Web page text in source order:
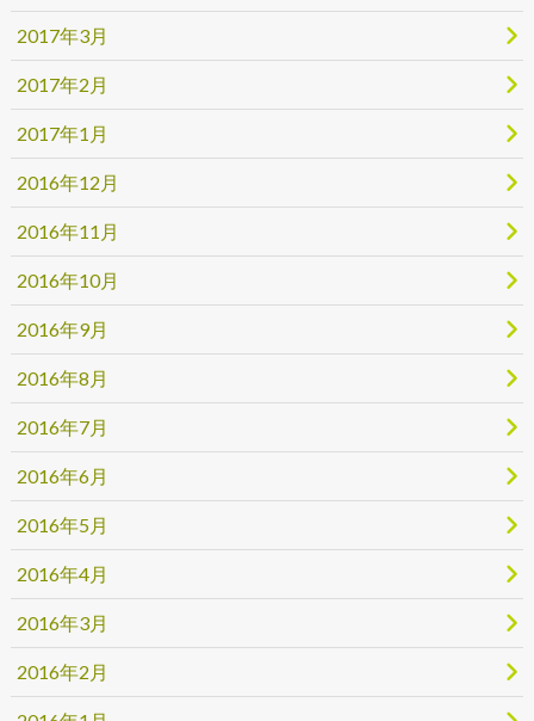
2017年3月
2017年2月
2017年1月
2016年12月
2016年11月
2016年10月
2016年9月
2016年8月
2016年7月
2016年6月
2016年5月
2016年4月
2016年3月
2016年2月